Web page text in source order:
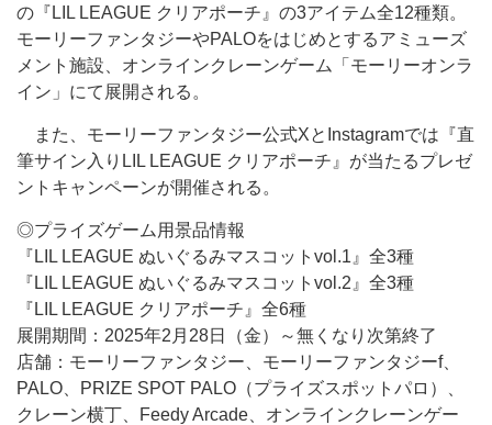
の『LIL LEAGUE クリアポーチ』の3アイテム全12種類。
モーリーファンタジーやPALOをはじめとするアミューズ
メント施設、オンラインクレーンゲーム「モーリーオンラ
イン」にて展開される。
また、モーリーファンタジー公式XとInstagramでは『直
筆サイン入りLIL LEAGUE クリアポーチ』が当たるプレゼ
ントキャンペーンが開催される。
◎プライズゲーム用景品情報
『LIL LEAGUE ぬいぐるみマスコットvol.1』全3種
『LIL LEAGUE ぬいぐるみマスコットvol.2』全3種
『LIL LEAGUE クリアポーチ』全6種
展開期間：2025年2月28日（金）～無くなり次第終了
店舗：モーリーファンタジー、モーリーファンタジーf、
PALO、PRIZE SPOT PALO（プライズスポットパロ）、
クレーン横丁、Feedy Arcade、オンラインクレーンゲー